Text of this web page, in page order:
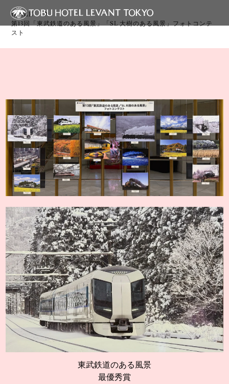
HOME
第13回「東武鉄道のある風景」「SL 大樹のある風景」フォトコンテ
スト
東武鉄道のある風景
最優秀賞